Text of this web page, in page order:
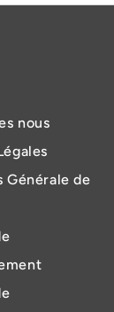
nous
Générale de